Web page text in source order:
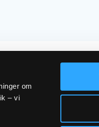
om
– vi